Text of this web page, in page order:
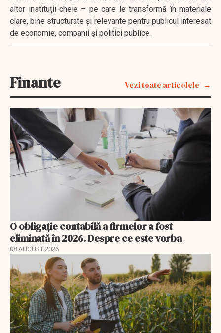
altor instituții-cheie – pe care le transformă în materiale
clare, bine structurate și relevante pentru publicul interesat
de economie, companii și politici publice.
Finante Vezi toate articolele
O obligație contabilă a firmelor a fost
eliminată în 2026. Despre ce este vorba
08 AUGUST 2026